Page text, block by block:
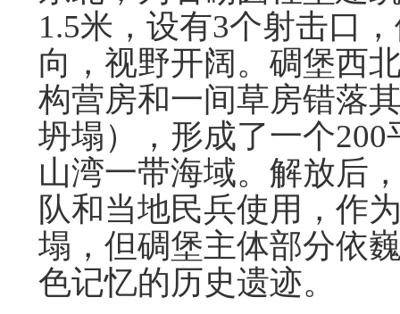
1.5米，设有3个射击口
向，视野开阔。碉堡西
构营房和一间草房错落
坍塌），形成了一个
山湾一带海域。解放后
队和当地民兵使用，作
塌，但碉堡主体部分依
色记忆的历史遗迹。